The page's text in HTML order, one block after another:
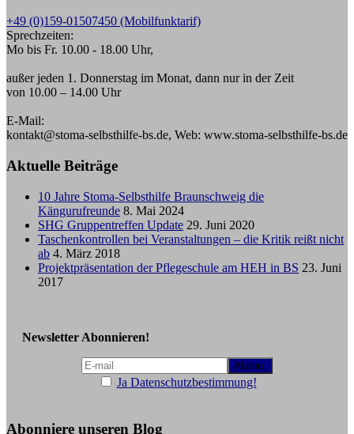
+49 (0)159-01507450 (Mobilfunktarif)
Sprechzeiten:
Mo bis Fr. 10.00 - 18.00 Uhr,
außer jeden 1. Donnerstag im Monat, dann nur in der Zeit
von 10.00 – 14.00 Uhr
E-Mail:
kontakt@stoma-selbsthilfe-bs.de, Web: www.stoma-selbsthilfe-bs.de
Aktuelle Beiträge
10 Jahre Stoma-Selbsthilfe Braunschweig die
Kängurufreunde 8. Mai 2024
SHG Gruppentreffen Update 29. Juni 2020
Taschenkontrollen bei Veranstaltungen – die Kritik reißt nicht
ab 4. März 2018
Projektpräsentation der Pflegeschule am HEH in BS 23. Juni
2017
Newsletter Abonnieren!
Ja Datenschutzbestimmung!
Abonniere unseren Blog